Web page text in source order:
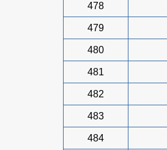
478
479
480
481
482
483
484